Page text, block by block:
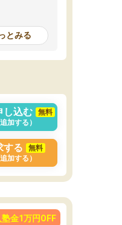
わるぐらいじゃ全然時間
な方にピッタリです。
とみる
し込む
無料
加する）
する
無料
加する）
塾金1万円OFF